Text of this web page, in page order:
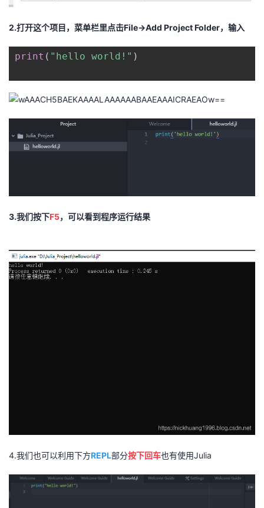
2.打开这个项目，菜单栏里点击File->Add Project Folder，输入
print ( "hello world!" )
3.我们按下F5，可以看到程序运行结果
4.我们也可以利用下方REPL部分按下回车也有使用Julia